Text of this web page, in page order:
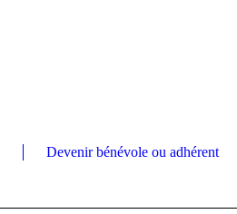
Devenir bénévole ou adhérent